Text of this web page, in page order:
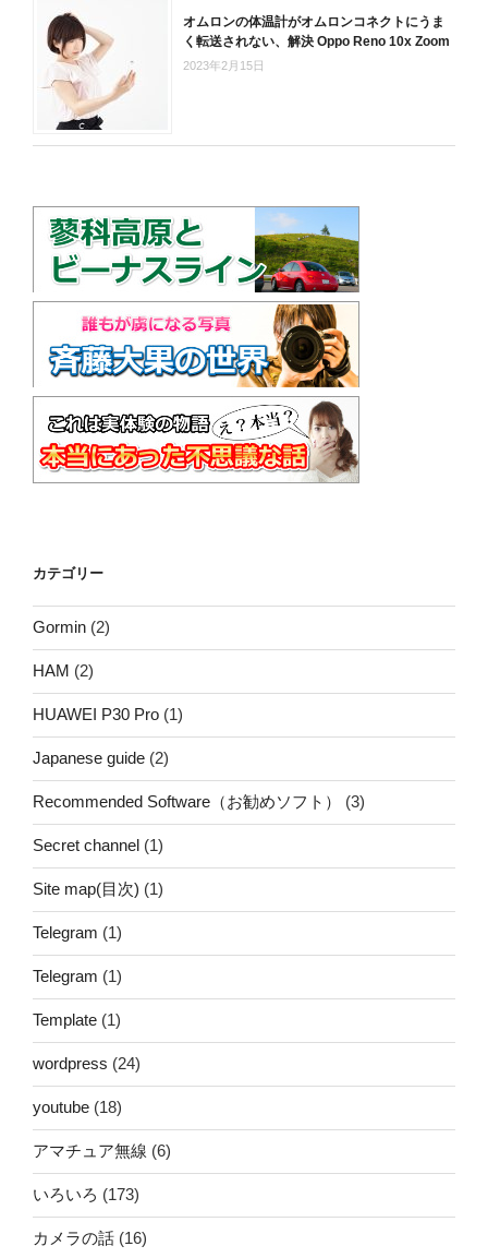
オムロンの体温計がオムロンコネクトにうま
く転送されない、解決 Oppo Reno 10x Zoom
2023年2月15日
カテゴリー
Gormin (2)
HAM (2)
HUAWEI P30 Pro (1)
Japanese guide (2)
Recommended Software（お勧めソフト） (3)
Secret channel (1)
Site map(目次) (1)
Telegram (1)
Telegram (1)
Template (1)
wordpress (24)
youtube (18)
アマチュア無線 (6)
いろいろ (173)
カメラの話 (16)